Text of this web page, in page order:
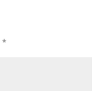
*